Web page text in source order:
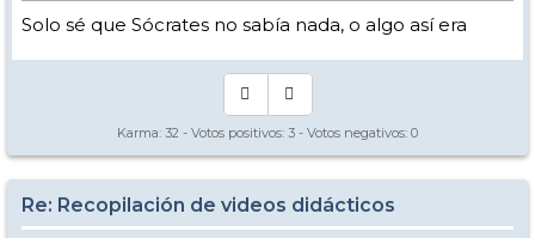
Solo sé que Sócrates no sabía nada, o algo así era
Karma: 32 - Votos positivos: 3 - Votos negativos: 0
Re: Recopilación de videos didácticos